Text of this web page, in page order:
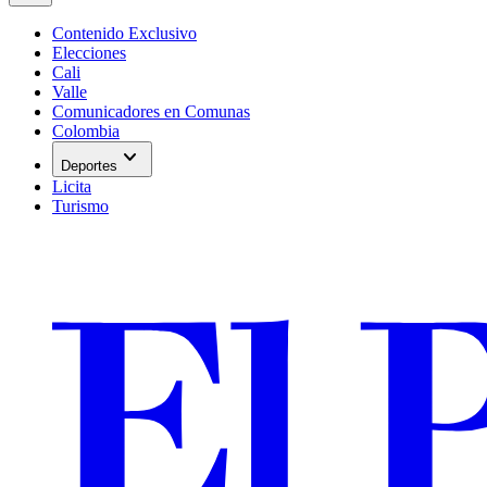
Contenido Exclusivo
Elecciones
Cali
Valle
Comunicadores en Comunas
Colombia
Deportes expand_more
Licita
Turismo